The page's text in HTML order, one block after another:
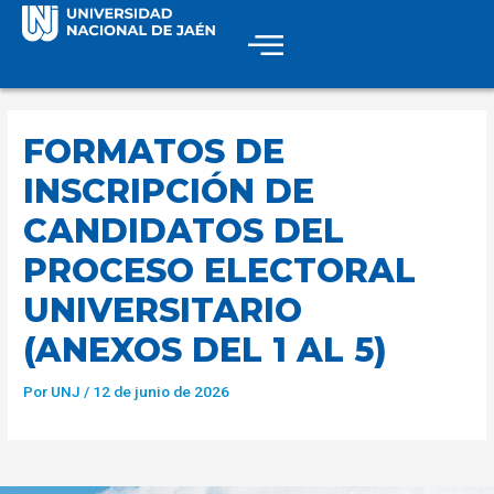
FORMATOS DE
INSCRIPCIÓN DE
CANDIDATOS DEL
PROCESO ELECTORAL
UNIVERSITARIO
(ANEXOS DEL 1 AL 5)
Por UNJ / 12 de junio de 2026